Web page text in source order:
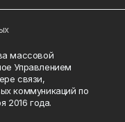
массовой
Управлением
связи,
коммуникаций по
2016 года.